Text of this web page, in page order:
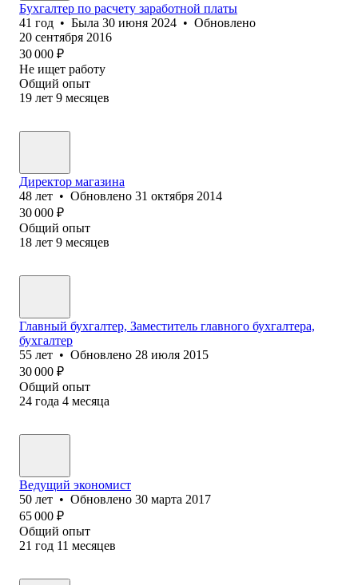
Бухгалтер по расчету заработной платы
41 год • Была 30 июня 2024 • Обновлено
20 сентября 2016
30 000 ₽
Не ищет работу
Общий опыт
19 лет 9 месяцев
Директор магазина
48 лет • Обновлено 31 октября 2014
30 000 ₽
Общий опыт
18 лет 9 месяцев
Главный бухгалтер, Заместитель главного бухгалтера,
бухгалтер
55 лет • Обновлено 28 июля 2015
30 000 ₽
Общий опыт
24 года 4 месяца
Ведущий экономист
50 лет • Обновлено 30 марта 2017
65 000 ₽
Общий опыт
21 год 11 месяцев